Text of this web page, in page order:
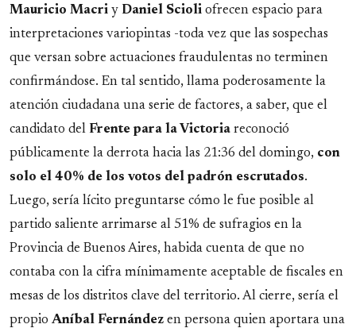
Mauricio Macri y Daniel Scioli ofrecen espacio para
interpretaciones variopintas -toda vez que las sospechas
que versan sobre actuaciones fraudulentas no terminen
confirmándose. En tal sentido, llama poderosamente la
atención ciudadana una serie de factores, a saber, que el
candidato del Frente para la Victoria reconoció
públicamente la derrota hacia las 21:36 del domingo, con
solo el 40% de los votos del padrón escrutados.
Luego, sería lícito preguntarse cómo le fue posible al
partido saliente arrimarse al 51% de sufragios en la
Provincia de Buenos Aires, habida cuenta de que no
contaba con la cifra mínimamente aceptable de fiscales en
mesas de los distritos clave del territorio. Al cierre, sería el
propio Aníbal Fernández en persona quien aportara una